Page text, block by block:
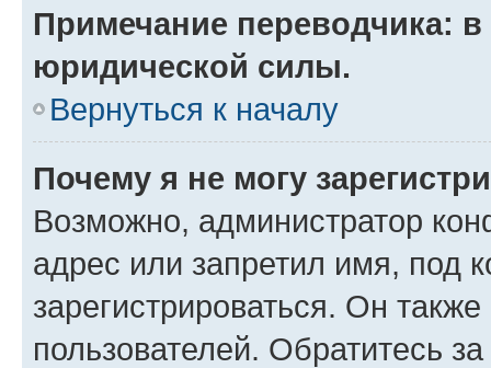
Примечание переводчика:
юридической силы.
Вернуться к началу
Почему я не могу
Возможно, администратор
адрес или запретил имя, под
зарегистрироваться. Он
пользователей. Обратитесь